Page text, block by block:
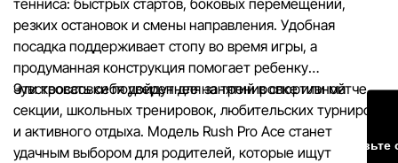
резких остановок и смены направления. Удобная
посадка поддерживает стопу во время игры, а
продуманная конструкция помогает ребенку
чувствовать себя увереннее на тренировке или матче.
Эти кроссовки подойдут для занятий в спортивной
секции, школьных тренировок, любительских турниров
и активного отдыха. Модель Rush Pro Ace станет
удачным выбором для родителей, которые ищут Оставьте